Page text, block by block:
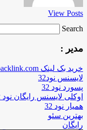
View Posts
Search …
مدیر :
خرید بک لینک behtarinbacklink.com
لایسنس نود32
پسورد نود 32
اوکلی لایسنس رایگان نود 32
همیار نود 32
بهترین سئو
رایگان